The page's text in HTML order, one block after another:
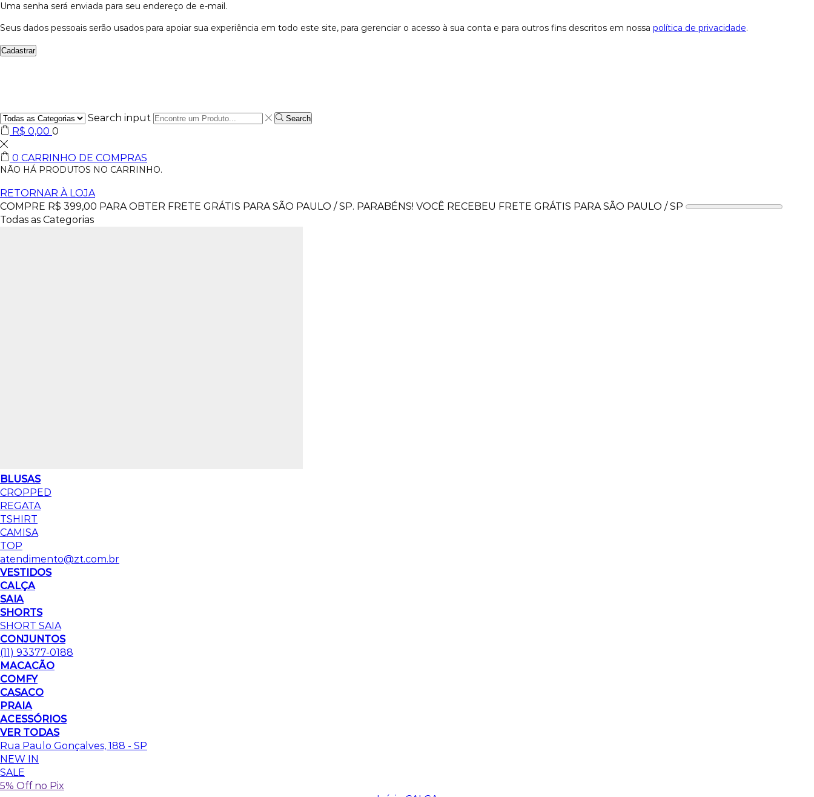
Uma senha será enviada para seu endereço de e-mail.
Seus dados pessoais serão usados para apoiar sua experiência em todo este site, para gerenciar o acesso à sua conta e para outros fins descritos em nossa política de privacidade.
Cadastrar
Search input Search
R$ 0,00 0
0 CARRINHO DE COMPRAS
NÃO HÁ PRODUTOS NO CARRINHO.
RETORNAR À LOJA
COMPRE R$ 399,00 PARA OBTER FRETE GRÁTIS PARA SÃO PAULO / SP. PARABÉNS! VOCÊ RECEBEU FRETE GRÁTIS PARA SÃO PAULO / SP
Todas as Categorias
BLUSAS
CROPPED
REGATA
TSHIRT
CAMISA
TOP
atendimento@zt.com.br
VESTIDOS
CALÇA
SAIA
SHORTS
SHORT SAIA
CONJUNTOS
(11) 93377-0188
MACACÃO
COMFY
CASACO
PRAIA
ACESSÓRIOS
VER TODAS
Rua Paulo Gonçalves, 188 - SP
NEW IN
SALE
5% Off no Pix